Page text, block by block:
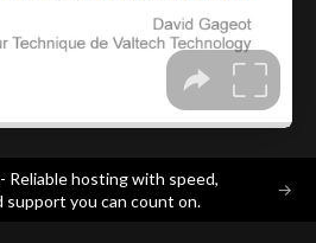
Reliable hosting with speed,
support you can count on.
→